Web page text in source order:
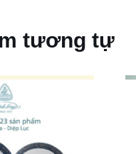
tương tự